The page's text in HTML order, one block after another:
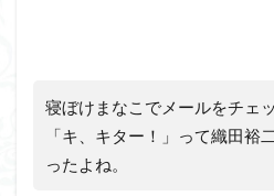
寝ぼけまなこでメールをチェ
「キ、キター！」って織田裕
ったよね。